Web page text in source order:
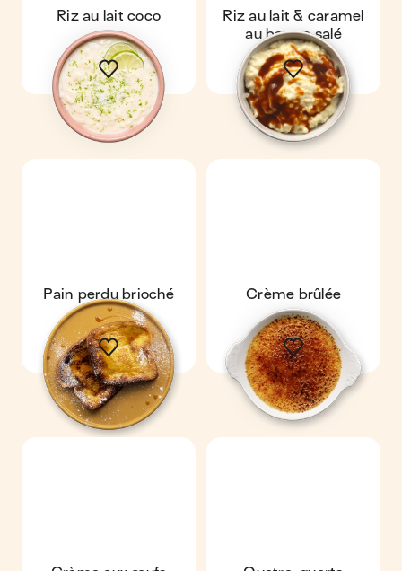
Riz au lait coco
Riz au lait & caramel
au beurre salé
Pain perdu brioché Crème brûlée